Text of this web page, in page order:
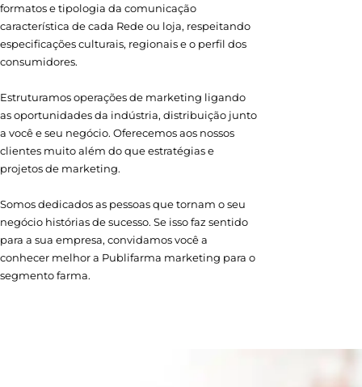
formatos e tipologia da comunicação
característica de cada Rede ou loja, respeitando
especificações culturais, regionais e o perfil dos
consumidores.
Estruturamos operações de marketing ligando
as oportunidades da indústria, distribuição junto
a você e seu negócio. Oferecemos aos nossos
clientes muito além do que estratégias e
projetos de marketing.
Somos dedicados as pessoas que tornam o seu
negócio histórias de sucesso. Se isso faz sentido
para a sua empresa, convidamos você a
conhecer melhor a Publifarma marketing para o
segmento farma.